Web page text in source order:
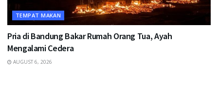
TEMPAT MAKAN
Pria di Bandung Bakar Rumah Orang Tua, Ayah
Mengalami Cedera
AUGUST 6, 2026